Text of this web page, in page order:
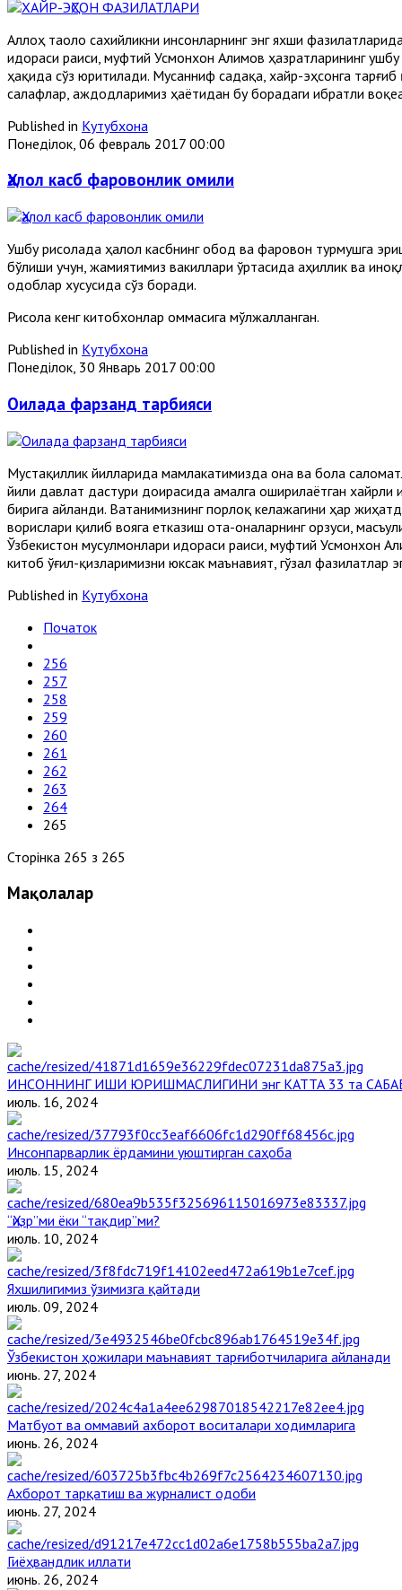
Аллоҳ таоло сахийликни инсонларнинг энг яхши
идораси раиси, муфтий Усмонхон Алимов ҳазратларининг
ҳақида сўз юритилади. Мусанниф садақа, хайр-эҳсонга
салафлар, аждодларимиз ҳаётидан бу борадаги ибратли
Published in Кутубхона
Понеділок, 06 февраль 2017 00:00
Ҳалол касб фаровонлик омили
Ушбу рисолада ҳалол касбнинг обод ва фаровон турмушга
бўлиши учун, жамиятимиз вакиллари ўртасида аҳиллик ва
одоблар хусусида сўз боради.
Рисола кенг китобхонлар оммасига мўлжалланган.
Published in Кутубхона
Понеділок, 30 Январь 2017 00:00
Оилада фарзанд тарбияси
Мустақиллик йилларида мамлакатимизда она ва бола
йили давлат дастури доирасида амалга оширилаётган
бирига айланди. Ватанимизнинг порлоқ келажагини ҳар
ворислари қилиб вояга етказиш ота-оналарнинг орзуси,
Ўзбекистон мусулмонлари идораси раиси, муфтий Усмонхон
китоб ўғил-қиз­ларимизни юксак маънавият, гўзал
Published in Кутубхона
Початок
256
257
258
259
260
261
262
263
264
265
Сторінка 265 з 265
Мақолалар
ИНСОННИНГ ИШИ ЮРИШМАСЛИГИНИ энг КАТТА 33 та
июль. 16, 2024
Инсонпарварлик ёрдамини уюштирган саҳоба
июль. 15, 2024
“Ҳизр”ми ёки “тақдир”ми?
июль. 10, 2024
Яхшилигимиз ўзимизга қайтади
июль. 09, 2024
Ўзбекистон ҳожилари маънавият тарғиботчиларига айланади
июнь. 27, 2024
Матбуот ва оммавий ахборот воситалари ходимларига
июнь. 26, 2024
Ахборот тарқатиш ва журналист одоби
июнь. 27, 2024
Гиёҳвандлик иллати
июнь. 26, 2024